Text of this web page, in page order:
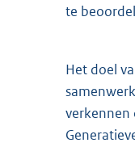
te
Het doel
verkennen